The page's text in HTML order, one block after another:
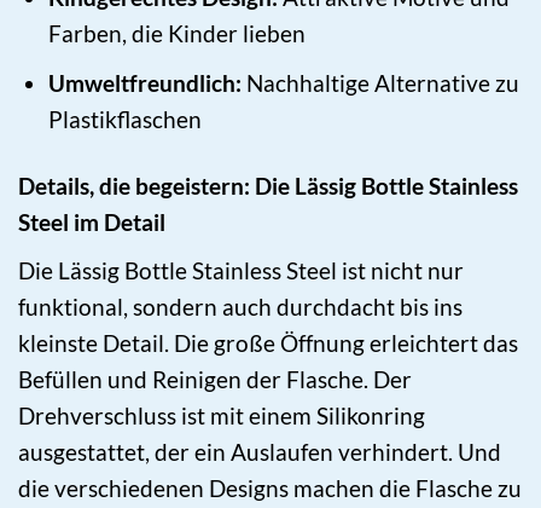
Farben, die Kinder lieben
Umweltfreundlich: Nachhaltige Alternative zu
Plastikflaschen
Details, die begeistern: Die Lässig Bottle Stainless
Steel im Detail
Die Lässig Bottle Stainless Steel ist nicht nur
funktional, sondern auch durchdacht bis ins
kleinste Detail. Die große Öffnung erleichtert das
Befüllen und Reinigen der Flasche. Der
Drehverschluss ist mit einem Silikonring
ausgestattet, der ein Auslaufen verhindert. Und
die verschiedenen Designs machen die Flasche zu